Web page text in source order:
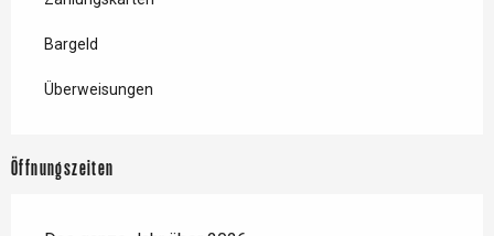
Bargeld
Überweisungen
Öffnungszeiten